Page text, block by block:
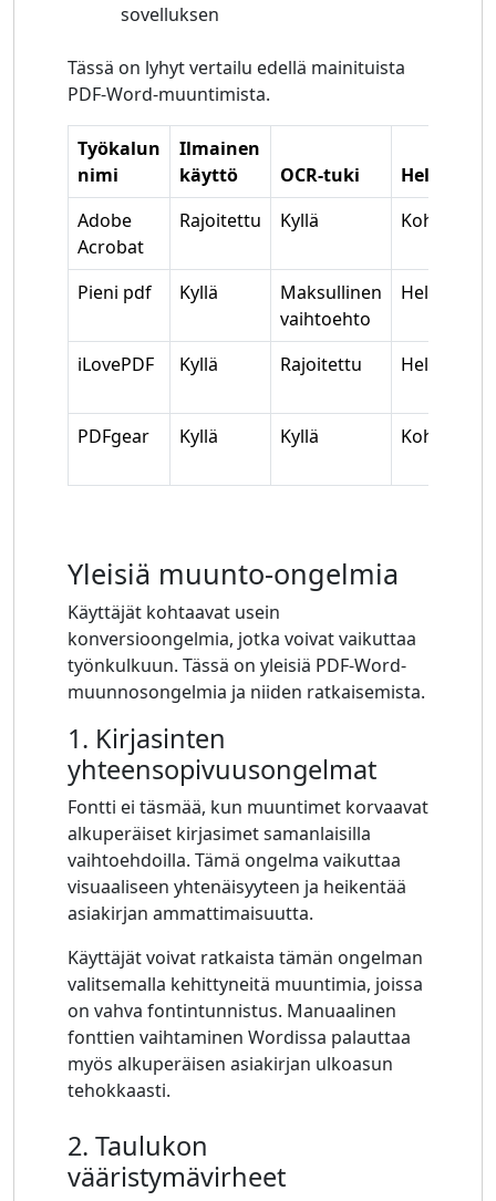
sovelluksen
Tässä on lyhyt vertailu edellä mainituista
PDF-Word-muuntimista.
Työkalun
nimi
Ilmainen
käyttö
OCR-tuki
Adobe
Acrobat
Rajoitettu Kyllä
Pieni pdf Kyllä
Maksullinen
vaihtoehto
Helppo
iLovePDF Kyllä Rajoitettu Helppo
PDFgear Kyllä Kyllä
Yleisiä muunto-ongelmia
Käyttäjät kohtaavat usein
konversioongelmia, jotka voivat vaikuttaa
työnkulkuun. Tässä on yleisiä PDF-Word-
muunnosongelmia ja niiden ratkaisemista.
1. Kirjasinten
yhteensopivuusongelmat
Fontti ei täsmää, kun muuntimet korvaavat
alkuperäiset kirjasimet samanlaisilla
vaihtoehdoilla. Tämä ongelma vaikuttaa
visuaaliseen yhtenäisyyteen ja heikentää
asiakirjan ammattimaisuutta.
Käyttäjät voivat ratkaista tämän ongelman
valitsemalla kehittyneitä muuntimia, joissa
on vahva fontintunnistus. Manuaalinen
fonttien vaihtaminen Wordissa palauttaa
myös alkuperäisen asiakirjan ulkoasun
tehokkaasti.
2. Taulukon
vääristymävirheet